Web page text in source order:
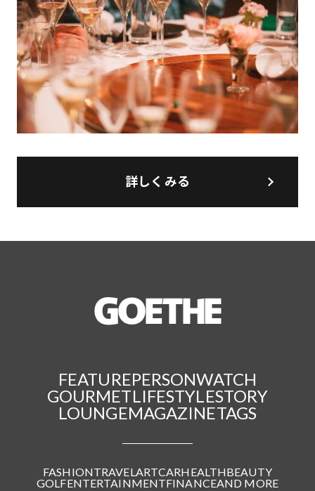
詳しくみる
FEATUREPERSONWATCH
GOURMETLIFESTYLESTORY
LOUNGEMAGAZINETAGS
FASHIONTRAVELARTCARHEALTHBEAUTY
GOLFENTERTAINMENTFINANCEAND MORE